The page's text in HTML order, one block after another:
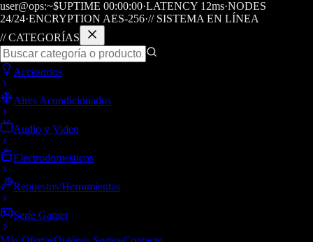
user@ops:~$UPTIME 00:00:00·LATENCY 12ms·NODES
24/24·ENCRYPTION AES-256·// SISTEMA EN LÍNEA
// CATEGORÍAS
Accesorios
Aires Acondicionados
Audio y Video
Electrodomesticos
Repuestos/Herramientas
Seríe Gamer